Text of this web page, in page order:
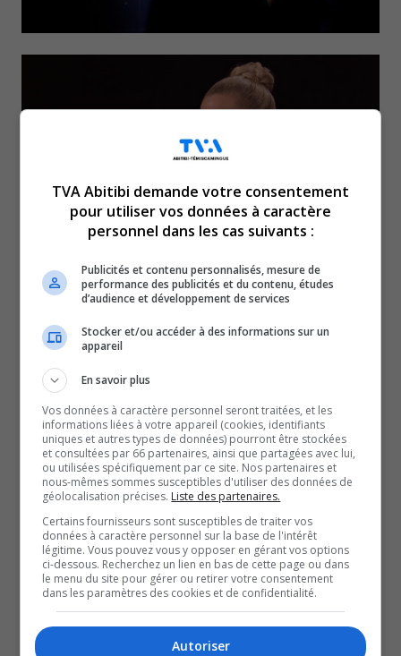
On a eu droit, encore une
fois, à une belle prestation
de la part de Katy Vachon.
La Rouynorandienne a interprété, hier, la chanson « La
neige au Sahara » d’Anggun et a remporté la bataille
face à sa rivale, Sara-Ève Proulx.
Un beau moment de fierté pour la chanteuse, qui s’est
confiée sur son expérience à notre chroniqueuse
culturelle, Stéphanie Dubuc.
QUESTION DU JOUR
Commentaires
TVA Abitibi demande votre consentement
pour utiliser vos données à caractère
personnel dans les cas suivants :
Publicités et contenu personnalisés, mesure de
performance des publicités et du contenu, études
d’audience et développement de services
Stocker et/ou accéder à des informations sur un
appareil
En savoir plus
Vos données à caractère personnel seront traitées, et les
informations liées à votre appareil (cookies, identifiants
uniques et autres types de données) pourront être stockées
et consultées par 66 partenaires, ainsi que partagées avec lui,
ou utilisées spécifiquement par ce site. Nos partenaires et
nous-mêmes sommes susceptibles d'utiliser des données de
géolocalisation précises. Liste des partenaires.
Certains fournisseurs sont susceptibles de traiter vos
données à caractère personnel sur la base de l'intérêt
légitime. Vous pouvez vous y opposer en gérant vos options
ci-dessous. Recherchez un lien en bas de cette page ou dans
le menu du site pour gérer ou retirer votre consentement
dans les paramètres des cookies et de confidentialité.
Autoriser